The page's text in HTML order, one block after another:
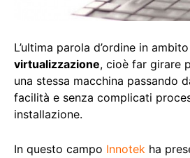
L’ultima parola d’ordine in
virtualizzazione, cioè far girare
una stessa macchina passando
facilità e senza complicati
installazione.
In questo campo Innotek ha